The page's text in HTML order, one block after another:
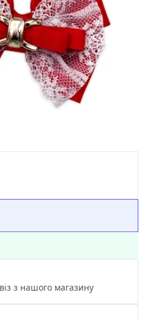
з нашого магазину